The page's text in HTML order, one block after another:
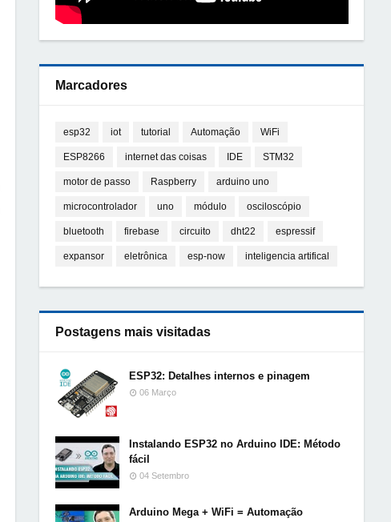
Marcadores
esp32 iot tutorial Automação WiFi
ESP8266 internet das coisas IDE STM32
motor de passo Raspberry arduino uno
microcontrolador uno módulo osciloscópio
bluetooth firebase circuito dht22 espressif
expansor eletrônica esp-now inteligencia artifical
Postagens mais visitadas
ESP32: Detalhes internos e pinagem
06 Março
Instalando ESP32 no Arduino IDE: Método
fácil
04 Setembro
Arduino Mega + WiFi = Automação